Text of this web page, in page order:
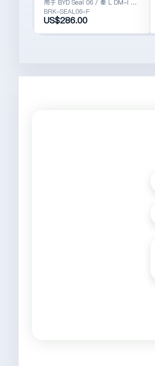
用于 BYD Seal 06 / 秦 L DM-i 的出口维保前桥制动方案。
BRK-SEAL06-F
US$286.00